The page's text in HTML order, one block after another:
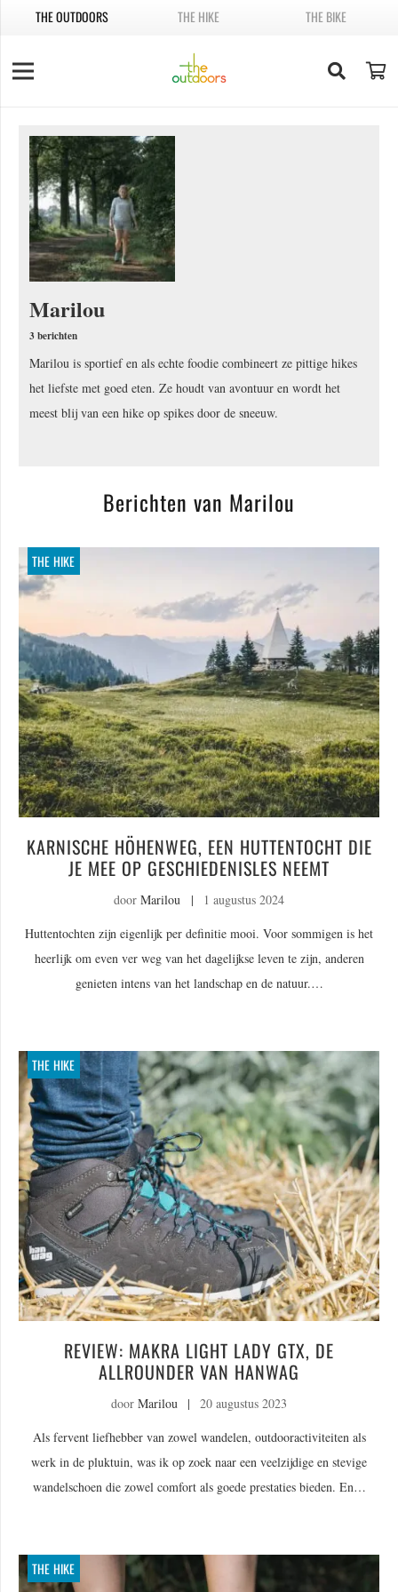
THE OUTDOORS THE HIKE THE BIKE
Marilou
3 berichten
Marilou is sportief en als echte foodie combineert ze pittige hikes
het liefste met goed eten. Ze houdt van avontuur en wordt het
meest blij van een hike op spikes door de sneeuw.
Berichten van Marilou
THE HIKE
KARNISCHE HÖHENWEG, EEN HUTTENTOCHT DIE
JE MEE OP GESCHIEDENISLES NEEMT
door Marilou |
1 augustus 2024
Huttentochten zijn eigenlijk per definitie mooi. Voor sommigen is het
heerlijk om even ver weg van het dagelijkse leven te zijn, anderen
genieten intens van het landschap en de natuur.…
THE HIKE
REVIEW: MAKRA LIGHT LADY GTX, DE
ALLROUNDER VAN HANWAG
door Marilou |
20 augustus 2023
Als fervent liefhebber van zowel wandelen, outdooractiviteiten als
werk in de pluktuin, was ik op zoek naar een veelzijdige en stevige
wandelschoen die zowel comfort als goede prestaties bieden. En…
THE HIKE